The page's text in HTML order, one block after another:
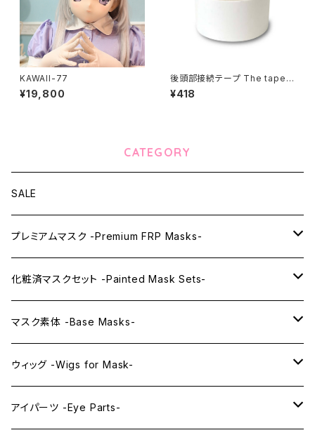
KAWAII-77
¥19,800
後頭部接続テープ The tape o
f connecting back of the h
ead parts
¥418
CATEGORY
SALE
プレミアムマスク -Premium FRP Masks-
KAWAII PREMIUM Mask & Wig Sets
プレミアムマスク素体-Premium base masks-
プレミアムウィッグ -Premium Wigs-
プレミアムレンズアイ -Premium Lens eye-
化粧済マスクセット -Painted Mask Sets-
KAWAII EX series
KAWAII series
IDOL series
マスク素体 -Base Masks-
アニメマスク -Anime Masks-
ドールマスク -Doll Masks-
ウィッグ -Wigs for Mask-
ロング -Long-
アイパーツ -Eye Parts-